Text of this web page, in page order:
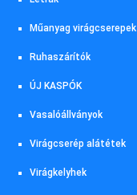
Műanyag virágcserepek
Ruhaszárítók
ÚJ KASPÓK
Vasalóállványok
Virágcserép alátétek
Virágkelyhek